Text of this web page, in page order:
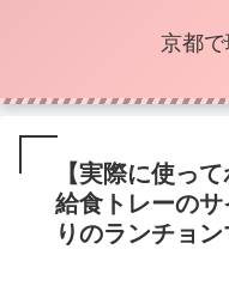
京都
【実際に使っ
給食トレーの
りのランチョ